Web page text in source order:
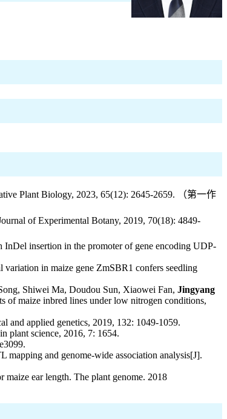
Plant Biology, 2023, 65(12): 2645-2659. （第一作
of Experimental Botany, 2019, 70(18): 4849-
insertion in the promoter of gene encoding UDP-
in maize gene ZmSBR1 confers seedling
Shiwei Ma, Doudou Sun, Xiaowei Fan, Jingyang
of maize inbred lines under low nitrogen conditions,
and applied genetics, 2019, 132: 1049-1059.
plant science, 2016, 7: 1654.
mapping and genome-wide association analysis[J].
maize ear length. The plant genome. 2018